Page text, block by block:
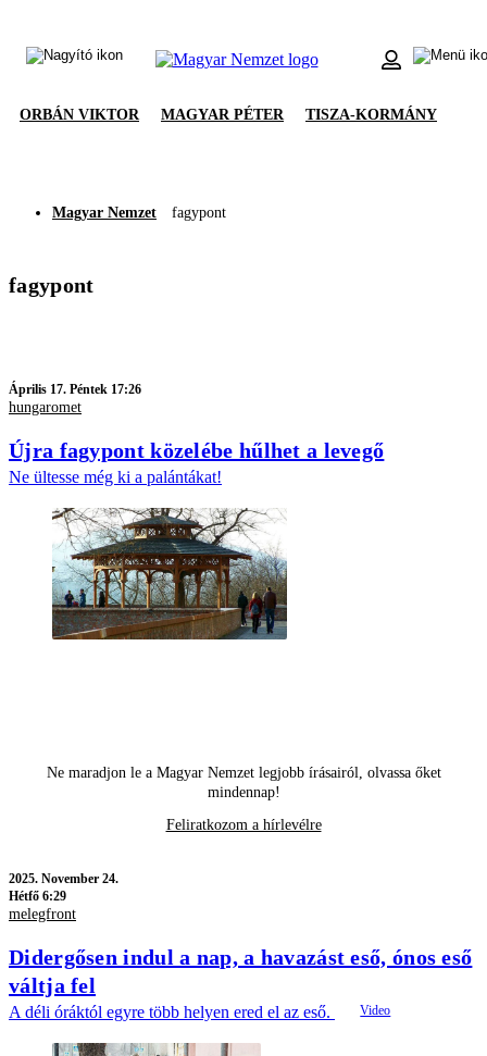
ORBÁN VIKTOR MAGYAR PÉTER TISZA-KORMÁNY
Magyar Nemzet fagypont
fagypont
Április 17. Péntek 17:26
hungaromet
Újra fagypont közelébe hűlhet a levegő
Ne ültesse még ki a palántákat!
Ne maradjon le a Magyar Nemzet legjobb írásairól, olvassa őket
mindennap!
Feliratkozom a hírlevélre
2025. November 24.
Hétfő 6:29
melegfront
Didergősen indul a nap, a havazást eső, ónos eső
váltja fel
A déli óráktól egyre több helyen ered el az eső.